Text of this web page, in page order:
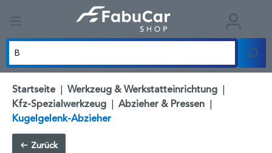
Startseite | Werkzeug & Werkstatteinrichtung |
Kfz-Spezialwerkzeug | Abzieher & Pressen |
Kugelgelenk-Abzieher
Zurück